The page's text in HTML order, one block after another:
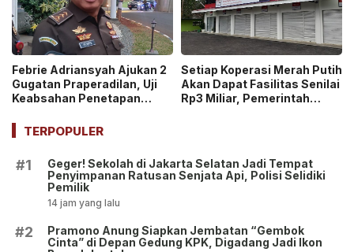
Febrie Adriansyah Ajukan 2
Gugatan Praperadilan, Uji
Keabsahan Penetapan
Penyitaan Aset!
Setiap Koperasi Merah Putih
Akan Dapat Fasilitas Senilai
Rp3 Miliar, Pemerintah
TERPOPULER
#1
Geger! Sekolah di Jakarta Selatan Jadi Tempat
Penyimpanan Ratusan Senjata Api, Polisi Selidiki
Pemilik
14 jam yang lalu
#2
Pramono Anung Siapkan Jembatan “Gembok
Cinta” di Depan Gedung KPK, Digadang Jadi Ikon